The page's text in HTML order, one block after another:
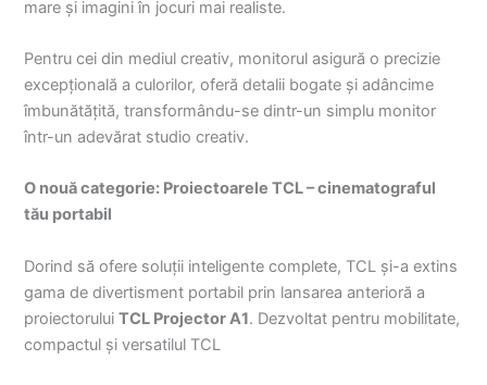
mare și imagini în jocuri mai realiste.
Pentru cei din mediul creativ, monitorul asigură o precizie
excepțională a culorilor, oferă detalii bogate și adâncime
îmbunătățită, transformându-se dintr-un simplu monitor
într-un adevărat studio creativ.
O nouă categorie: Proiectoarele TCL – cinematograful
tău portabil
Dorind să ofere soluții inteligente complete, TCL și-a extins
gama de divertisment portabil prin lansarea anterioră a
proiectoruluiTCL Projector A1. Dezvoltat pentru mobilitate,
compactul și versatilul TCL